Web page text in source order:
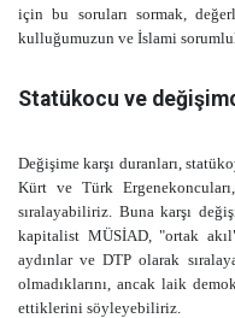
için bu soruları sormak,
kulluğumuzun ve İslami
Statükocu ve
Değişime karşı duranları,
Kürt ve Türk
sıralayabiliriz. Buna karşı
kapitalist MÜSİAD, "ortak
aydınlar ve DTP olarak
olmadıklarını, ancak laik
ettiklerini söyleyebiliriz.